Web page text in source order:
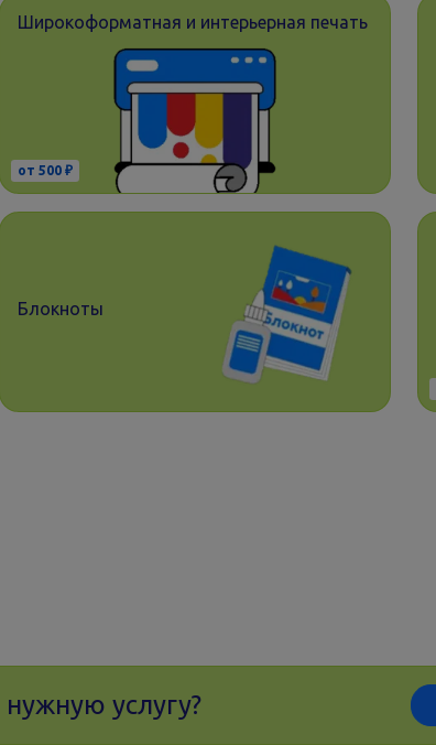
от 500 ₽
Широкоформатная и интерьерная печать
Блокноты
услугу?